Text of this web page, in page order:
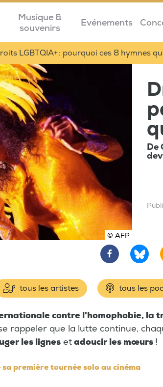
Musique &
souvenirs
Evénements
LGBTQIA+ : pourquoi ces 8 hymnes
© AFP
De
tous les artistes tous les
contre l'homophobie, la
rappeler que la lutte continue,
les lignes etadoucir les mœurs !
première tournée solo au cinéma